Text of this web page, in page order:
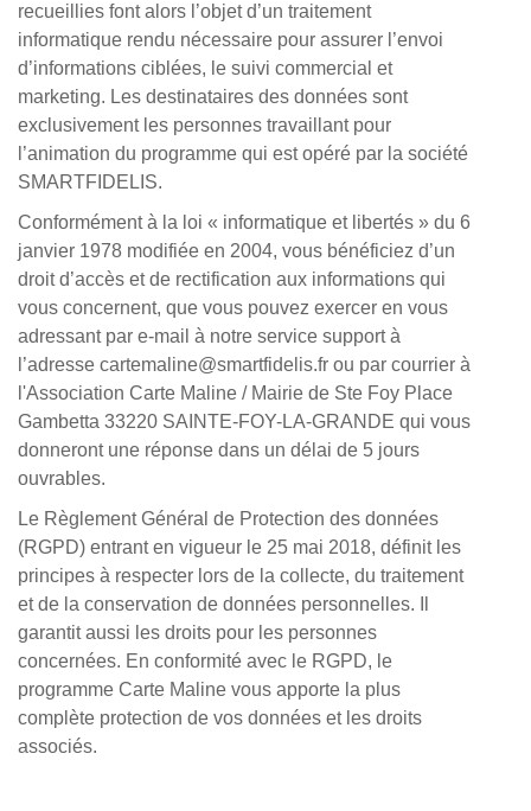
recueillies font alors l’objet d’un traitement
informatique rendu nécessaire pour assurer l’envoi
d’informations ciblées, le suivi commercial et
marketing. Les destinataires des données sont
exclusivement les personnes travaillant pour
l’animation du programme qui est opéré par la société
SMARTFIDELIS.
Conformément à la loi « informatique et libertés » du 6
janvier 1978 modifiée en 2004, vous bénéficiez d’un
droit d’accès et de rectification aux informations qui
vous concernent, que vous pouvez exercer en vous
adressant par e-mail à notre service support à
l’adresse cartemaline@smartfidelis.fr ou par courrier à
l'Association Carte Maline / Mairie de Ste Foy Place
Gambetta 33220 SAINTE-FOY-LA-GRANDE qui vous
donneront une réponse dans un délai de 5 jours
ouvrables.
Le Règlement Général de Protection des données
(RGPD) entrant en vigueur le 25 mai 2018, définit les
principes à respecter lors de la collecte, du traitement
et de la conservation de données personnelles. Il
garantit aussi les droits pour les personnes
concernées. En conformité avec le RGPD, le
programme Carte Maline vous apporte la plus
complète protection de vos données et les droits
associés.